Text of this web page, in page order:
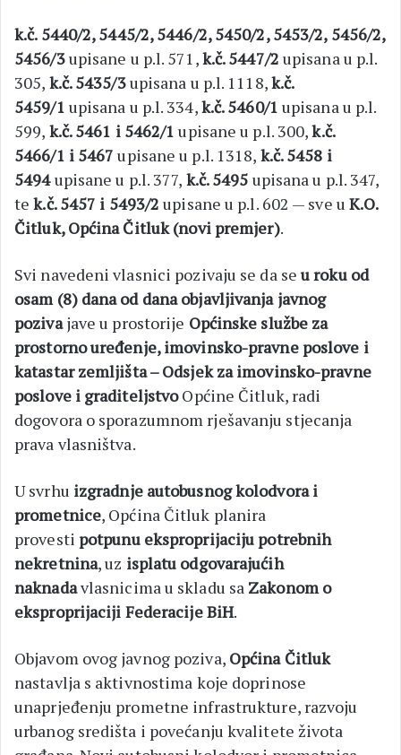
k.č. 5440/2, 5445/2, 5446/2, 5450/2, 5453/2, 5456/2,
5456/3upisane u p.l. 571,k.č. 5447/2 upisana u p.l.
305, k.č. 5435/3upisana u p.l. 1118,k.č.
5459/1 upisana u p.l. 334,k.č. 5460/1 upisana u p.l.
599, k.č. 5461 i 5462/1 upisane u p.l. 300,k.č.
5466/1 i 5467 upisane u p.l. 1318, k.č. 5458 i
5494upisane u p.l. 377, k.č. 5495 upisana u p.l. 347,
tek.č. 5457 i 5493/2 upisane u p.l. 602 — sve u K.O.
Čitluk, Općina Čitluk (novi premjer).
Svi navedeni vlasnici pozivaju se da seu roku od
osam (8) dana od dana objavljivanja javnog
pozivajave u prostorije Općinske službe za
prostorno uređenje, imovinsko-pravne poslove i
katastar zemljišta – Odsjek za imovinsko-pravne
poslove i graditeljstvoOpćine Čitluk, radi
dogovora o sporazumnom rješavanju stjecanja
prava vlasništva.
U svrhu izgradnje autobusnog kolodvora i
prometnice, Općina Čitluk planira
provesti potpunu eksproprijaciju potrebnih
nekretnina, uz isplatu odgovarajućih
naknadavlasnicima u skladu sa Zakonom o
eksproprijaciji Federacije BiH.
Objavom ovog javnog poziva, Općina Čitluk
nastavlja s aktivnostima koje doprinose
unaprjeđenju prometne infrastrukture, razvoju
urbanog središta i povećanju kvalitete života